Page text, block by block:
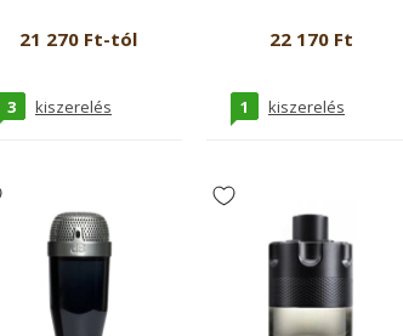
21 270 Ft-tól
3 kiszerelés
22 170 Ft
1 kiszerelés